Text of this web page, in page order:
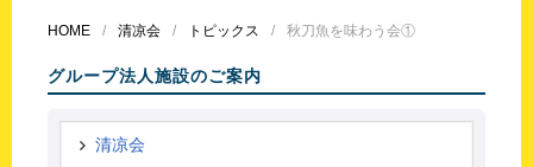
HOME 清凉会 トピックス 秋刀魚を味わう会①
グループ法人施設のご案内
清凉会